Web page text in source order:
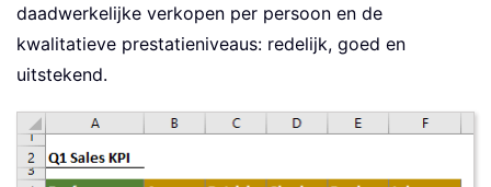
daadwerkelijke verkopen per persoon en de
kwalitatieve prestatieniveaus: redelijk, goed en
uitstekend.